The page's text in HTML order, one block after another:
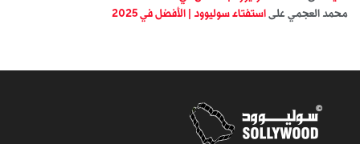
محمد العجمي على استفتاء سوليوود | الأفضل في 2025